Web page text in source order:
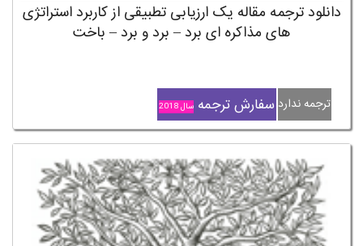
دانلود ترجمه مقاله یک ارزیابی تطبیقی از کاربرد استراتژی
های مذاکره ای برد – برد و برد – باخت
ترجمه ندارد سفارش ترجمه سال 2018